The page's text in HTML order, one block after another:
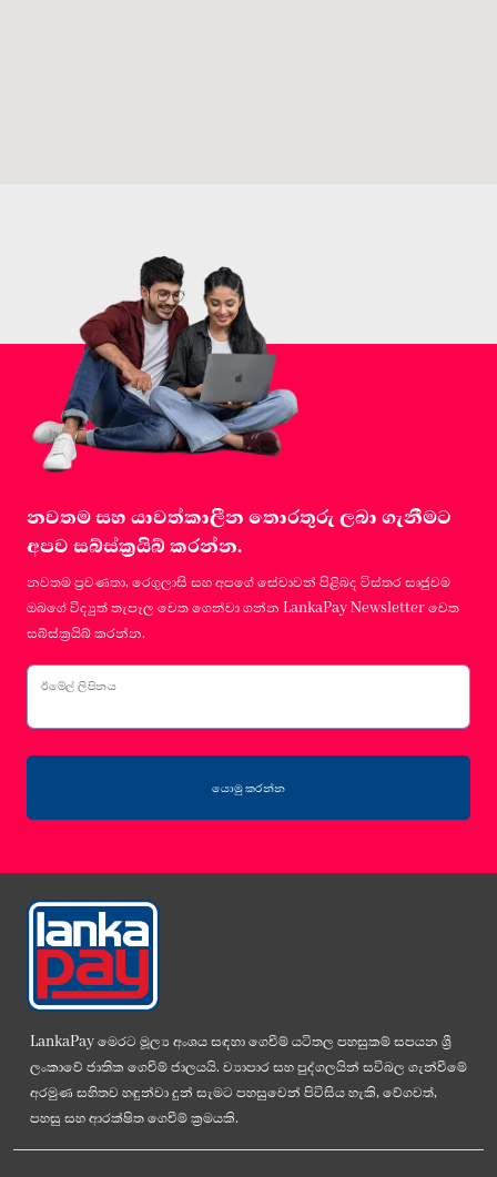
නවතම සහ යාවත්කාලීන තොරතුරු ලබා ගැනීමට
අපව සබ්ස්ක්‍රයිබ් කරන්න.
නවතම ප්‍රවණතා, රෙගුලාසි සහ අපගේ සේවාවන් පිළිබද විස්තර සෘජුවම
ඔබගේ විද්‍යුත් තැපෑල වෙත ගෙන්වා ගන්න LankaPay Newsletter වෙත
සබ්ස්ක්‍රයිබ් කරන්න.
ඊමේල් ලිපිනය
යොමු කරන්න
LankaPay මෙරට මූල්‍ය අංශය සඳහා ගෙවීම් යටිතල පහසුකම් සපයන ශ්‍රී
ලංකාවේ ජාතික ගෙවීම් ජාලයයි. ව්‍යාපාර සහ පුද්ගලයින් සවිබල ගැන්වීමේ
අරමුණ සහිතව හඳුන්වා දුන් සැමට පහසුවෙන් පිවිසිය හැකි, වේගවත්,
පහසු සහ ආරක්ෂිත ගෙවීම් ක්‍රමයකි.